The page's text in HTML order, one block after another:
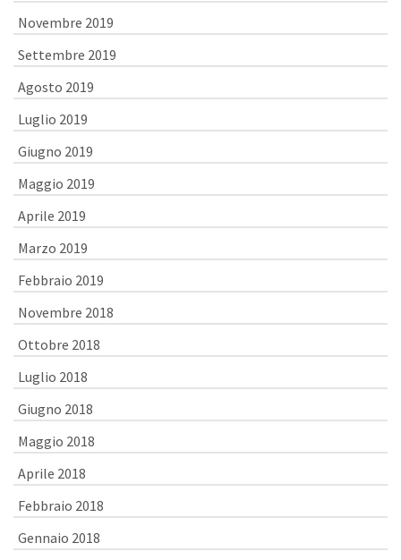
Novembre 2019
Settembre 2019
Agosto 2019
Luglio 2019
Giugno 2019
Maggio 2019
Aprile 2019
Marzo 2019
Febbraio 2019
Novembre 2018
Ottobre 2018
Luglio 2018
Giugno 2018
Maggio 2018
Aprile 2018
Febbraio 2018
Gennaio 2018